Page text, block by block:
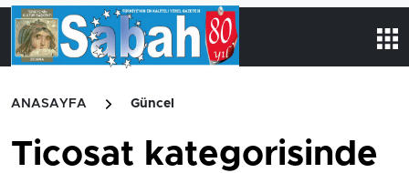
ANASAYFA Güncel
Ticosat kategorisinde